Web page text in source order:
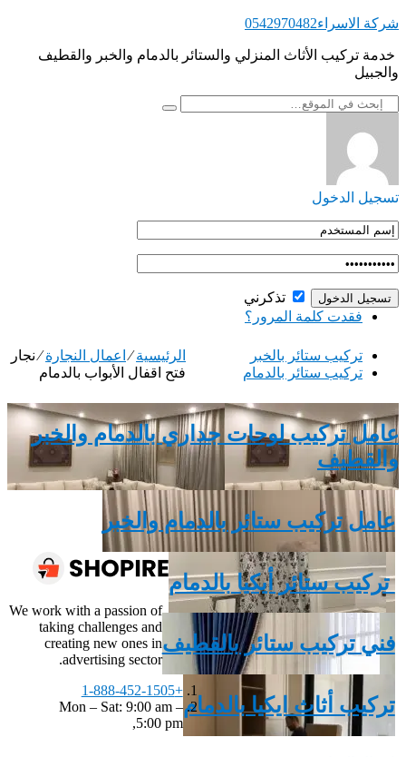
التجاوز
المحتوى
شركة الاسراء0542970482
‏ ‏خدمة تركيب الأثاث المنزلي والستائر بالدمام والخبر والقطيف
والجبيل
تسجيل الدخول
تذكرني
فقدت كلمة المرور؟
‏تركيب ستائر بالخبر
‏تركيب ستائر بالدمام
‏عامل تركيب لوحات جداري بالدمام والخبر
والقطيف
عامل تركيب ستائر بالدمام والخبر
‏ تركيب ستائر أيكيا بالدمام
فني تركيب ستائر بالقطيف
تركيب أثاث ايكيا بالدمام
الرئيسية⁄ اعمال النجارة⁄‏نجار
فتح ‏اقفال الأبواب بالدمام
We work with a passion of
taking challenges and
creating new ones in
advertising sector.
+1-888-452-1505
Mon – Sat: 9:00 am –
5:00 pm,